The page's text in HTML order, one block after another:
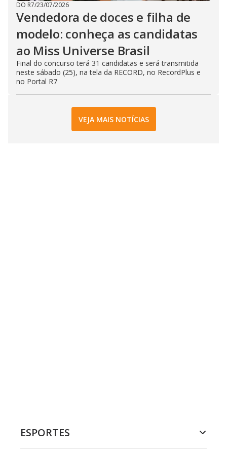
DO R7/23/07/2026
Vendedora de doces e filha de
modelo: conheça as candidatas
ao Miss Universe Brasil
Final do concurso terá 31 candidatas e será transmitida
neste sábado (25), na tela da RECORD, no RecordPlus e
no Portal R7
VEJA MAIS NOTÍCIAS
ESPORTES